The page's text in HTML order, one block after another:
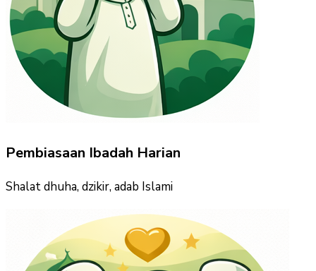
Pembiasaan Ibadah Harian
Shalat dhuha, dzikir, adab Islami